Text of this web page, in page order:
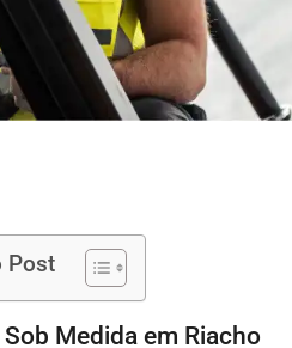
Post
Medida em Riacho